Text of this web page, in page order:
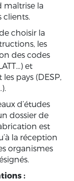
maîtrise la
clients.
choisir la
les
des codes
et
pays (DESP,
d’études
dossier de
est
la réception
organismes
: